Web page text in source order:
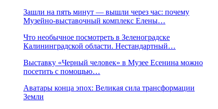
Зашли на пять минут — вышли через час: почему
Музейно-выставочный комплекс Елены…
Что необычное посмотреть в Зеленоградске
Калининградской области. Нестандартный…
Выставку «Черный человек» в Музее Есенина можно
посетить с помощью…
Аватары конца эпох: Великая сила трансформации
Земли